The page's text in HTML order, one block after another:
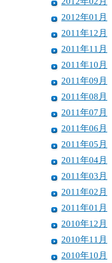
2012年01月
2011年12月
2011年11月
2011年10月
2011年09月
2011年08月
2011年07月
2011年06月
2011年05月
2011年04月
2011年03月
2011年02月
2011年01月
2010年12月
2010年11月
2010年10月